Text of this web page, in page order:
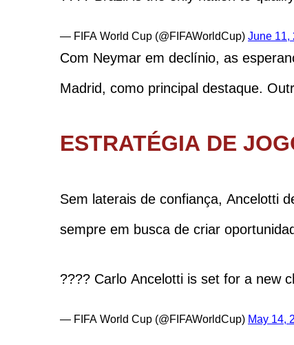
— FIFA World Cup (@FIFAWorldCup) June 11,
Com Neymar em declínio, as
Madrid, como principal destaque.
ESTRATÉGIA DE
Sem laterais de confiança, Ancelotti
sempre em busca de criar
???? Carlo Ancelotti is set for a new
— FIFA World Cup (@FIFAWorldCup) May 14,